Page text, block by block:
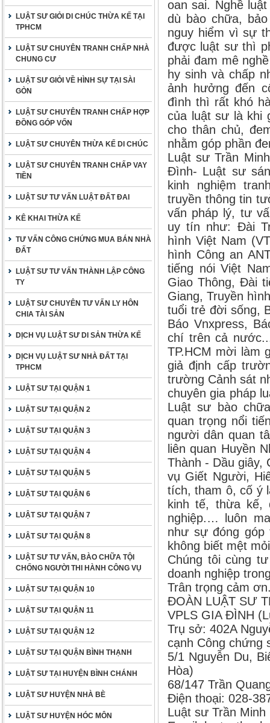
LUẬT SƯ GIỎI DI CHÚC THỪA KẾ TẠI
TPHCM
LUẬT SƯ CHUYÊN TRANH CHẤP NHÀ
CHUNG CƯ
LUẬT SƯ GIỎI VỀ HÌNH SỰ TẠI SÀI
GÒN
LUẬT SƯ CHUYÊN TRANH CHẤP HỢP
ĐỒNG GÓP VỐN
LUẬT SƯ CHUYÊN THỪA KẾ DI CHÚC
LUẬT SƯ CHUYÊN TRANH CHẤP VAY
TIỀN
LUẬT SƯ TƯ VẤN LUẬT ĐẤT ĐAI
KÊ KHAI THỪA KẾ
TƯ VẤN CÔNG CHỨNG MUA BÁN NHÀ
ĐẤT
LUẬT SƯ TƯ VẤN THÀNH LẬP CÔNG
TY
LUẬT SƯ CHUYÊN TƯ VẤN LY HÔN
CHIA TÀI SẢN
DỊCH VỤ LUẬT SƯ DI SẢN THỪA KẾ
DỊCH VỤ LUẬT SƯ NHÀ ĐẤT TẠI
TPHCM
LUẬT SƯ TẠI QUẬN 1
LUẬT SƯ TẠI QUẬN 2
LUẬT SƯ TẠI QUẬN 3
LUẬT SƯ TẠI QUẬN 4
LUẬT SƯ TẠI QUẬN 5
LUẬT SƯ TẠI QUẬN 6
LUẬT SƯ TẠI QUẬN 7
LUẬT SƯ TẠI QUẬN 8
LUẬT SƯ TƯ VẤN, BÀO CHỮA TỘI
CHỐNG NGƯỜI THI HÀNH CÔNG VỤ
LUẬT SƯ TẠI QUẬN 10
LUẬT SƯ TẠI QUẬN 11
LUẬT SƯ TẠI QUẬN 12
LUẬT SƯ TẠI QUẬN BÌNH THẠNH
LUẬT SƯ TẠI HUYỆN BÌNH CHÁNH
LUẬT SƯ HUYỆN NHÀ BÈ
LUẬT SƯ HUYỆN HÓC MÔN
oan sai. Nghề
dù bào chữa,
nguy hiểm vì sự
được luật sư thì
phải đam mê
hy sinh và chấp
ảnh hưởng đến
đình thì rất khó
của luật sư là khi
cho thân chủ,
nhằm góp phần
Luật sư Trần
Đình- Luật sư
kinh nghiệm
truyền thông tin
vấn pháp lý, tư
uy tín như: Đài
hình Việt Nam
hình Công an
tiếng nói Việt
Giao Thông, Đài
Giang, Truyền
tuổi trẻ đời sống,
Báo Vnxpress,
chí trên cả
TP.HCM mời làm
giả định cấp
trường Cảnh sát
chuyên gia pháp
Luật sư bào
quan trọng nổi
người dân quan
liên quan Huyền
Thành - Dầu giây,
vụ Giết Người,
tích, tham ô, cố ý
kinh tế, thừa kế,
nghiệp.… luôn
như sự đóng
không biết mệt
Chúng tôi cùng
doanh nghiệp
Trân trọng cảm
ĐOÀN LUẬT SƯ
VPLS GIA ĐÌNH
Trụ sở: 402A
cạnh Công chứng
5/1 Nguyễn Du,
Hòa)
68/147 Trần
Điện thoại: 028-
Luật sư Trần Minh